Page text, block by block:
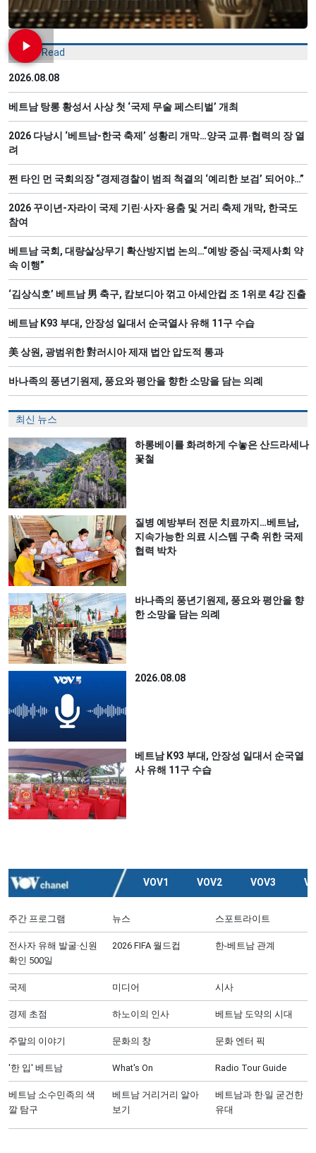
Most Read
2026.08.08
베트남 탕롱 황성서 사상 첫 ‘국제 무술 페스티벌’ 개최
2026 다낭시 ‘베트남-한국 축제’ 성황리 개막…양국 교류·협력의 장 열
려
쩐 타인 먼 국회의장 “경제경찰이 범죄 척결의 ‘예리한 보검’ 되어야…”
2026 꾸이년-자라이 국제 기린·사자·용춤 및 거리 축제 개막, 한국도
참여
베트남 국회, 대량살상무기 확산방지법 논의…“예방 중심·국제사회 약
속 이행”
‘김상식호’ 베트남 男 축구, 캄보디아 꺾고 아세안컵 조 1위로 4강 진출
베트남 K93 부대, 안장성 일대서 순국열사 유해 11구 수습
美 상원, 광범위한 對러시아 제재 법안 압도적 통과
바나족의 풍년기원제, 풍요와 평안을 향한 소망을 담는 의례
최신 뉴스
하롱베이를 화려하게 수놓은 산드라세나
꽃철
질병 예방부터 전문 치료까지…베트남,
지속가능한 의료 시스템 구축 위한 국제
협력 박차
바나족의 풍년기원제, 풍요와 평안을 향
한 소망을 담는 의례
2026.08.08
베트남 K93 부대, 안장성 일대서 순국열
사 유해 11구 수습
VOV1 VOV2 VOV3
주간 프로그램 뉴스 스포트라이트
전사자 유해 발굴·신원
확인 500일
2026 FIFA 월드컵 한-베트남 관계
국제 미디어 시사
경제 초점 하노이의 인사 베트남 도약의 시대
주말의 이야기 문화의 창 문화 엔터 픽
'한 입' 베트남 What's On Radio Tour Guide
베트남 소수민족의 색
깔 탐구
베트남 거리거리 알아
보기
베트남과 한‧일 굳건한
유대